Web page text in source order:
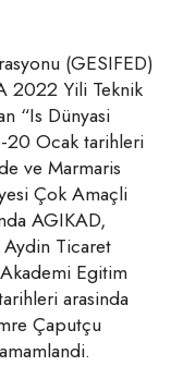
(GESIFED)
2022 Yili Teknik
“Is Dünyasi
20 Ocak tarihleri
ve Marmaris
Çok Amaçli
AGIKAD,
Ticaret
Egitim
arasinda
Çaputçu